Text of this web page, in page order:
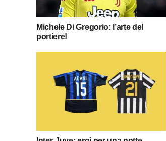
Michele Di Gregorio: l’arte del
portiere!